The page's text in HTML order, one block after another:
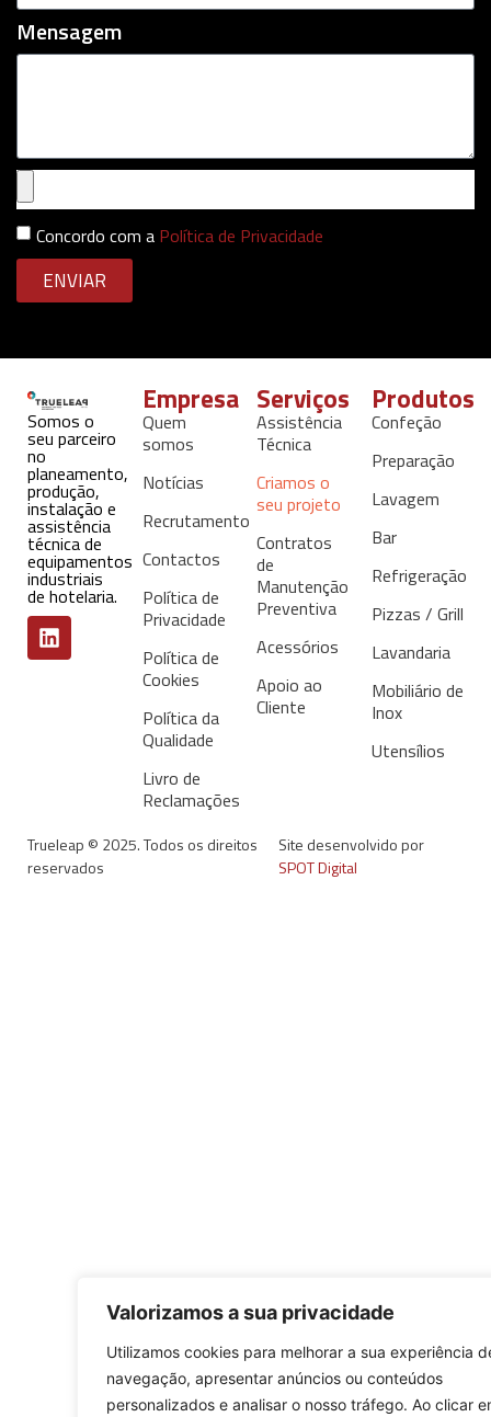
Valorizamos a sua privacidade
Utilizamos cookies para melhorar a sua experiência
navegação, apresentar anúncios ou conteúdos
personalizados e analisar o nosso tráfego. Ao clicar
Mensagem
Concordo com a Política de Privacidade
ENVIAR
Somos o
seu parceiro
no
planeamento,
produção,
instalação e
assistência
técnica de
equipamentos
industriais
de hotelaria.
Empresa
Quem
somos
Notícias
Recrutamento
Contactos
Política de
Privacidade
Política de
Cookies
Política da
Qualidade
Livro de
Reclamações
Serviços
Assistência
Técnica
Criamos o
seu projeto
Contratos
de
Manutenção
Preventiva
Acessórios
Apoio ao
Cliente
Produtos
Confeção
Preparação
Lavagem
Bar
Refrigeração
Pizzas / Grill
Lavandaria
Mobiliário de
Inox
Utensílios
Trueleap © 2025. Todos os direitos
reservados
Site desenvolvido por
SPOT Digital